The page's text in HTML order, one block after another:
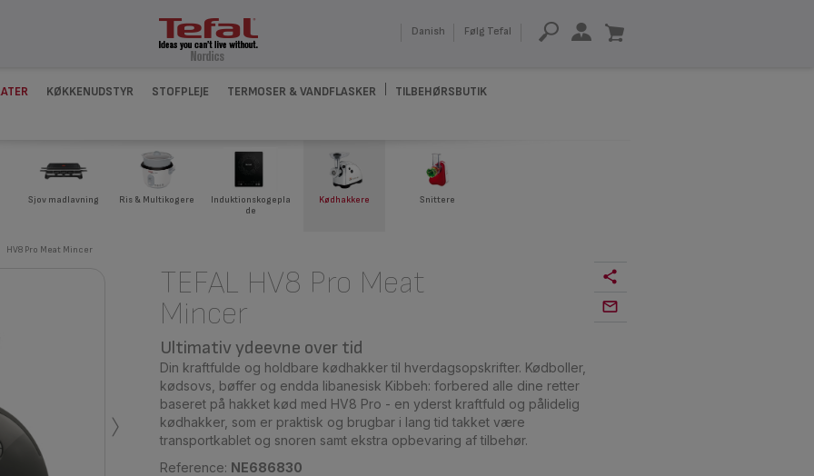
Danish Følg Tefal
KØKKENUDSTYR STOFPLEJE TERMOSER & VANDFLASKER TILBEHØRSBUTIK
Sjov madlavning Ris & Multikogere
Induktionskogepla
de
Kødhakkere Snittere
HV8 Pro Meat Mincer
›
TEFAL HV8 Pro Meat
Mincer
Ultimativ ydeevne over tid
Din kraftfulde og holdbare kødhakker til hverdagsopskrifter. Kødboller,
kødsovs, bøffer og endda libanesisk Kibbeh: forbered alle dine retter
baseret på hakket kød med HV8 Pro - en yderst kraftfuld og pålidelig
kødhakker, som er praktisk og brugbar i lang tid takket være
transportkablet og snoren samt ekstra opbevaring af tilbehør.
Reference: NE686830